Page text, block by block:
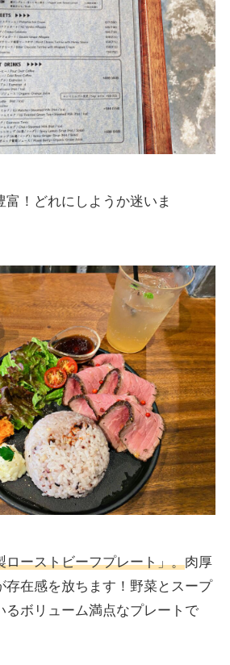
富！どれにしようか迷いま
ローストビーフプレート」。肉厚
存在感を放ちます！野菜とスープ
るボリューム満点なプレートで